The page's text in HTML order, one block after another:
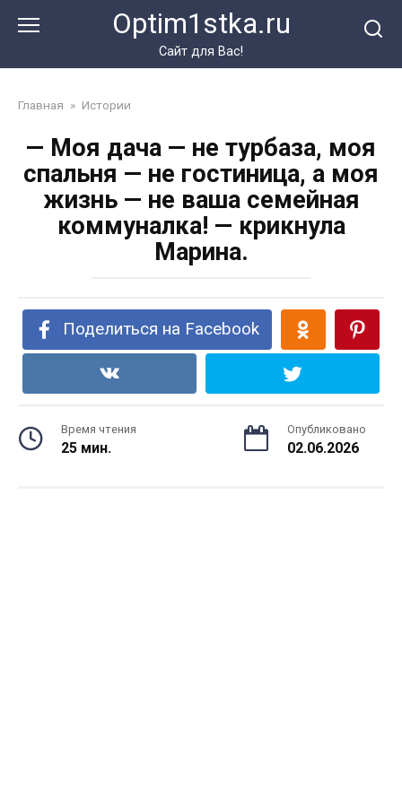
Optim1stka.ru
Сайт для Вас!
Главная » Истории
— Моя дача — не турбаза, моя
спальня — не гостиница, а моя
жизнь — не ваша семейная
коммуналка! — крикнула
Марина.
Поделиться на Facebook
Время чтения
25 мин.
Опубликовано
02.06.2026